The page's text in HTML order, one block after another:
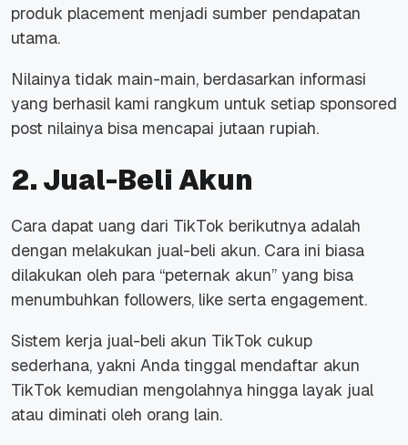
produk placement menjadi sumber pendapatan
utama.
Nilainya tidak main-main, berdasarkan informasi
yang berhasil kami rangkum untuk setiap sponsored
post nilainya bisa mencapai jutaan rupiah.
2. Jual-Beli Akun
Cara dapat uang dari TikTok berikutnya adalah
dengan melakukan jual-beli akun. Cara ini biasa
dilakukan oleh para “peternak akun” yang bisa
menumbuhkan followers, like serta engagement.
Sistem kerja jual-beli akun TikTok cukup
sederhana, yakni Anda tinggal mendaftar akun
TikTok kemudian mengolahnya hingga layak jual
atau diminati oleh orang lain.